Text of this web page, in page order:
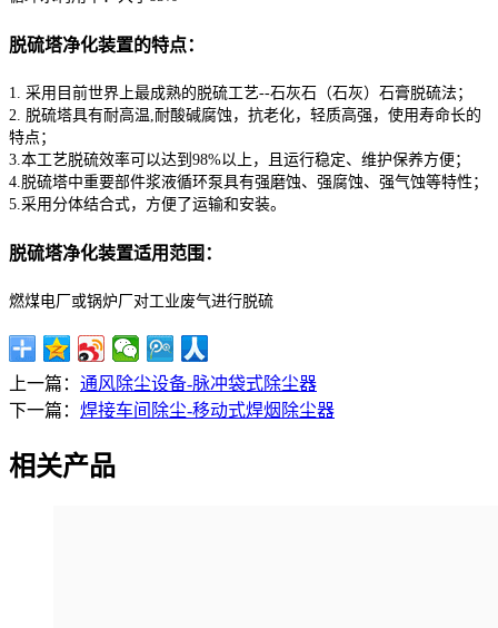
脱硫塔净化装置的特点：
1. 采用目前世界上最成熟的脱硫工艺--石灰石（石灰）石膏脱硫法；
2. 脱硫塔具有耐高温,耐酸碱腐蚀，抗老化，轻质高强，使用寿命长的
特点；
3.本工艺脱硫效率可以达到98%以上，且运行稳定、维护保养方便；
4.脱硫塔中重要部件浆液循环泵具有强磨蚀、强腐蚀、强气蚀等特性；
5.采用分体结合式，方便了运输和安装。
脱硫塔净化装置适用范围：
燃煤电厂或锅炉厂对工业废气进行脱硫
上一篇： 通风除尘设备-脉冲袋式除尘器
下一篇： 焊接车间除尘-移动式焊烟除尘器
相关产品